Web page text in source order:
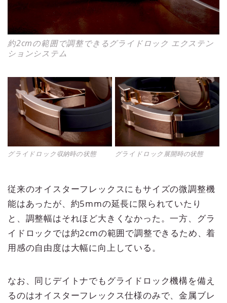
約2cmの範囲で調整できるグライドロック エクステン
ションシステム
グライドロック展開時の状態
グライドロック収納時の状態
従来のオイスターフレックスにもサイズの微調整機
能はあったが、約5mmの延長に限られていたり
と、調整幅はそれほど大きくなかった。一方、グラ
イドロックでは約2cmの範囲で調整できるため、着
用感の自由度は大幅に向上している。
なお、同じデイトナでもグライドロック機構を備え
るのはオイスターフレックス仕様のみで、金属ブレ